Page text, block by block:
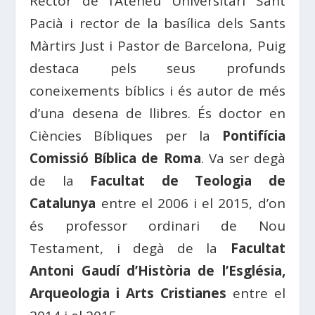
Pacià i rector de la basílica dels Sants
Màrtirs Just i Pastor de Barcelona, ​​Puig
destaca pels seus profunds
coneixements bíblics i és autor de més
d’una desena de llibres. És doctor en
Ciències Bíbliques per la Pontifícia
Comissió Bíblica de Roma. Va ser degà
de la Facultat de Teologia de
Catalunya entre el 2006 i el 2015, d’on
és professor ordinari de Nou
Testament, i degà de la Facultat
Antoni Gaudí d’Història de l’Església,
Arqueologia i Arts Cristianes entre el